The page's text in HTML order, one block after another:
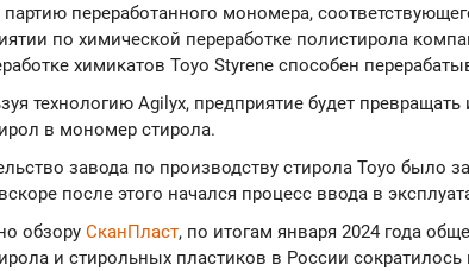
переработанного мономера,
по химической переработке полистирола
химикатов Toyo Styrene способен
технологию Agilyx, предприятие будет
в мономер стирола.
завода по производству стирола Toyo было
после этого начался процесс ввода в
обзору СканПласт, по итогам января 2024 года
и стирольных пластиков в России